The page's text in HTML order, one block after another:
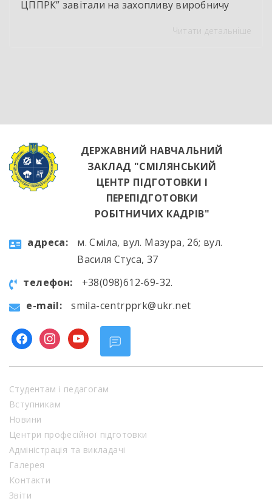
ЦППРК” завітали на захопливу виробничу
НВК “Лідер”. Світлі кахлі, інноваційне
висококваліфікованих майбутніх фахівцях. […]
Читати детальніше
ДЕРЖАВНИЙ НАВЧАЛЬНИЙ
ЗАКЛАД "СМІЛЯНСЬКИЙ
ЦЕНТР ПІДГОТОВКИ І
ПЕРЕПІДГОТОВКИ
РОБІТНИЧИХ КАДРІВ"
aдресa:
м. Сміла, вул. Мазура, 26; вул.
Василя Стуса, 37
телефон:
+38(098)612-69-32.
e-mail:
smila-centrpprk@ukr.net
facebookinstagram
youtube
Студентам і педагогам
Вступникам
Новини
Центри професійної підготовки
Адміністрація та викладачі
Галерея
Контакти
Звіти